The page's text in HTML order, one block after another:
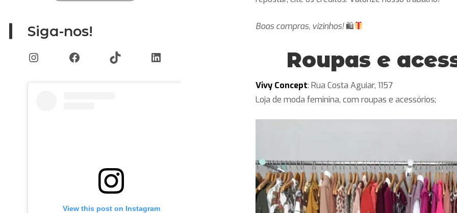
Siga-nos!
InstagramFacebookTikTok LinkedIn
View this post on Instagram
Boas compras, vizinhos!🛍
Roupas e
Vivy Concept: Rua Costa Aguiar, 1157
Loja de moda feminina, com roupas e acessórios;